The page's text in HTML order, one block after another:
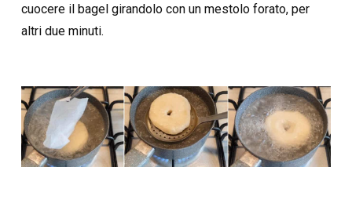
cuocere il bagel girandolo con un mestolo forato, per
altri due minuti.